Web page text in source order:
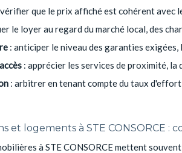
que le prix affiché est cohérent avec
le loyer au regard du marché local, des
: anticiper le niveau des garanties
: apprécier les services de proximité,
: arbitrer en tenant compte du taux
et logements à STE CONSORCE
à STE CONSORCE mettent